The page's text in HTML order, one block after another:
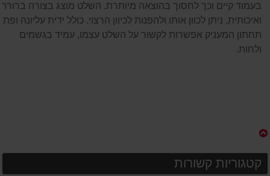
בעמוד קיים וכך לחסוך בהוצאה מיותרת. השלט מוצג בצורה ברורה
ואיכותית, ניתן לכוון אותו ולהפנות לכיוון הרצוי. כולל ידית עליונה
תחתון המעניק אפשרות לקשור על השלט עצמו, עמיד בגשמים
ולחות.
קטגוריות קשורות